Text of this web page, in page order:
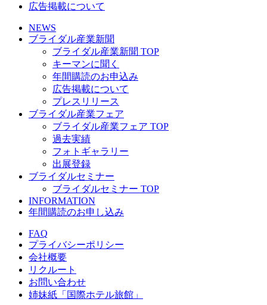
広告掲載について
NEWS
ブライダル産業新聞
ブライダル産業新聞 TOP
キーマンに聞く
年間購読のお申込み
広告掲載について
プレスリリース
ブライダル産業フェア
ブライダル産業フェア TOP
過去実績
フォトギャラリー
出展登録
ブライダルセミナー
ブライダルセミナー TOP
INFORMATION
年間購読のお申し込み
FAQ
プライバシーポリシー
会社概要
リクルート
お問い合わせ
姉妹紙「国際ホテル旅館」